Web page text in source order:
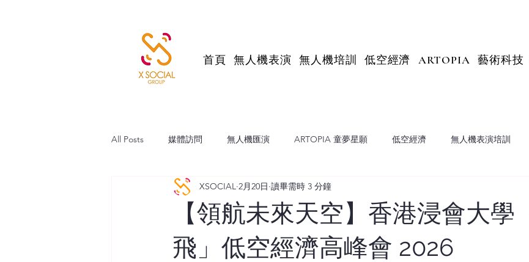
首頁 無人機表演 無人機培訓 低空經濟 ARTOPIA 藝術科技
All Posts 媒體訪問 無人機匯演 ARTOPIA 童夢星願 低空經濟 無人機表演培訓
帆船維港巡遊 跨境直播電商 X Insights
【領航未來天空】香港浸會大學
飛」低空經濟高峰會 2026
XSOCIAL 2月20日 讀畢需時 3 分鐘